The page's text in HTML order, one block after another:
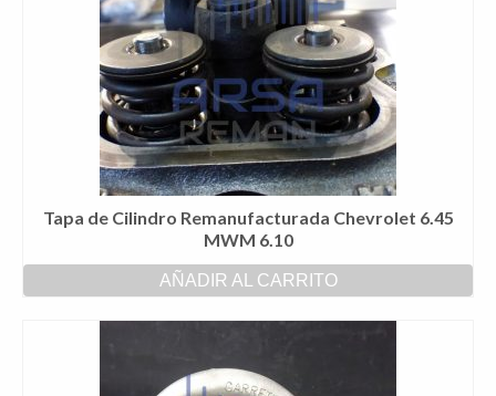
Tapa de Cilindro Remanufacturada Chevrolet 6.45
MWM 6.10
AÑADIR AL CARRITO